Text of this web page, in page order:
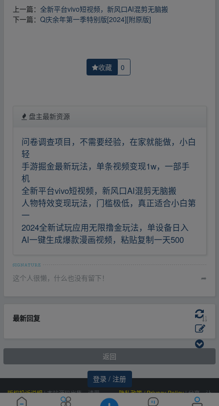
登录 / 注册
上一篇： 全新平台vivo短视频，新风口AI混剪无脑搬
下一篇： Q庆余年第一季特别版[2024][附原版]
收藏 0
盘主最新资源
问卷调查项目，不需要经验，在家就能做，小白
轻
手游掘金最新玩法，单条视频变现1w，一部手
机
全新平台vivo短视频，新风口AI混剪无脑搬
人物特效变现玩法，门槛极低，真正适合小白第
一
2024全新试玩应用无限撸金玩法，单设备日入
AI一键生成爆款漫画视频，粘贴复制一天500
这个人很懒，什么也没有留下！ ➦
最新回复
返回
版权投诉说明|本站源码出售，请带
价邮箱联系，非诚勿扰！
隐私政策 / Privacy Policy|分享，让
资源更有价值！